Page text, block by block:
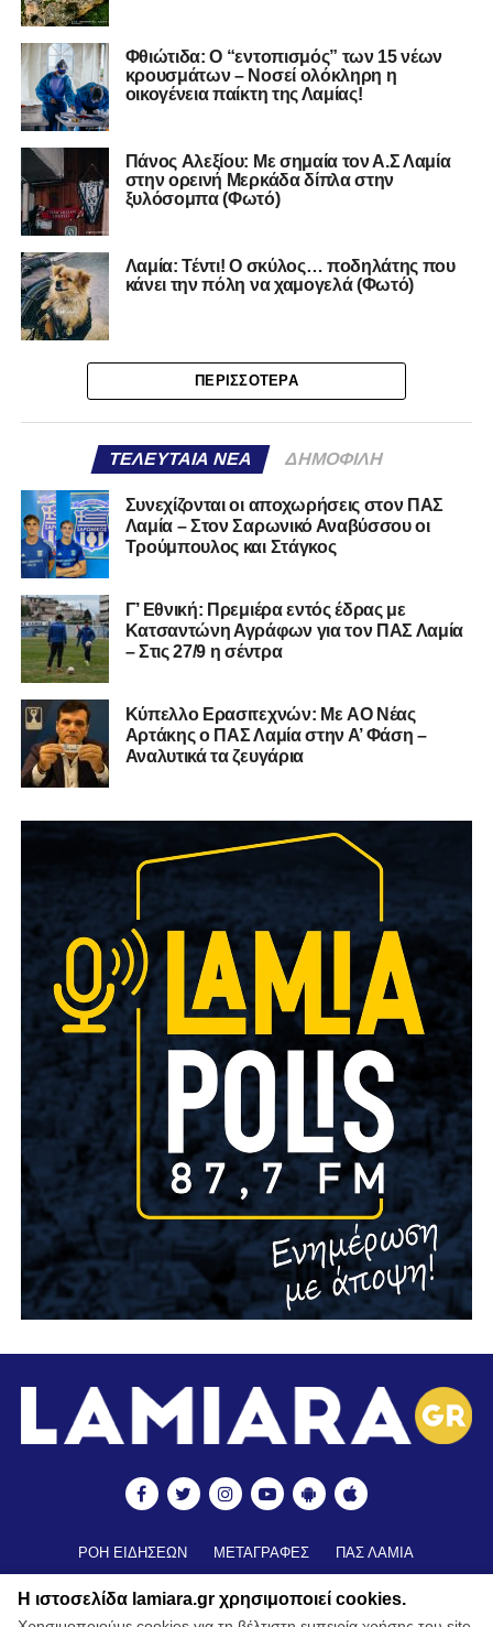
Φθιώτιδα: Ο “εντοπισμός” των 15 νέων
κρουσμάτων – Νοσεί ολόκληρη η
οικογένεια παίκτη της Λαμίας!
Πάνος Aλεξίου: Με σημαία τον Α.Σ Λαμία
στην ορεινή Μερκάδα δίπλα στην
ξυλόσομπα (Φωτό)
Λαμία: Τέντι! Ο σκύλος… ποδηλάτης που
κάνει την πόλη να χαμογελά (Φωτό)
ΠΕΡΙΣΣΌΤΕΡΑ
ΤΕΛΕΥΤΑΊΑ ΝΈΑ ΔΗΜΟΦΙΛΉ
Συνεχίζονται οι αποχωρήσεις στον ΠΑΣ
Λαμία – Στον Σαρωνικό Αναβύσσου οι
Τρούμπουλος και Στάγκος
Γ’ Εθνική: Πρεμιέρα εντός έδρας με
Κατσαντώνη Αγράφων για τον ΠΑΣ Λαμία
– Στις 27/9 η σέντρα
Kύπελλο Ερασιτεχνών: Με AO Nέας
Αρτάκης ο ΠΑΣ Λαμία στην Α’ Φάση –
Αναλυτικά τα ζευγάρια
ΡΟΗ ΕΙΔΗΣΕΩΝ ΜΕΤΑΓΡΑΦΕΣ
ΠΑΣ ΛΑΜΙΑ
ΒΑΘΜΟΛΟΓΙΑ ΑΚΑΔΗΜΙΩΝ
ΚΥΠΕΛΛΟ
Η ιστοσελίδα lamiara.gr χρησιμοποιεί cookies.